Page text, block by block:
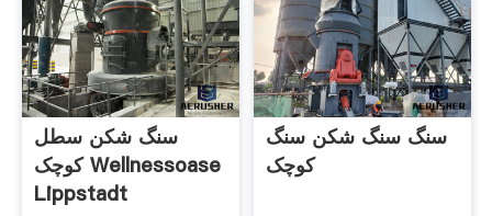
سنگ شکن سطل
کوچک Wellnessoase
Lippstadt
سنگ سنگ شکن سنگ
کوچک